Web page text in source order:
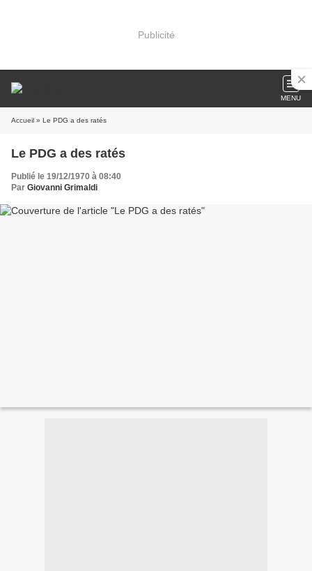
Publicité
MENU
Accueil » Le PDG a des ratés
Le PDG a des ratés
Publié le 19/12/1970 à 08:40
Par Giovanni Grimaldi